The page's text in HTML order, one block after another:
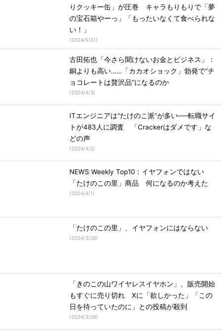
りクッキー缶」が圧巻 キャラもりもりで「夢
の宝石箱やーっ」「もったいなくて食べられな
い！」
(2024/5/21)
古田拓也「今さら聞けないお金とビジネス」：
銅よりも高い……「カカオショック」勃発で“チ
ョコレートは贅沢品”になるのか
(2024/4/3)
ITエンジニアは“たけのこ派”が多い──転職サイ
トが483人に調査 「Crackerはダメです」な
どの声
(2024/4/2)
NEWS Weekly Top10：イヤフォンではない
「たけのこの里」商品 何になるのか考えた
(2024/4/1)
「たけのこの里」、イヤフォンにはならない
(2024/3/26)
「きのこの山ワイヤレスイヤホン」、販売開始
もすぐに売り切れ Xに「欲しかった」「この
日を待っていたのに」との投稿が殺到
(2024/3/26)